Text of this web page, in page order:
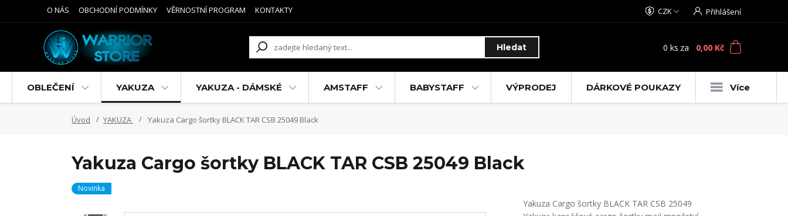
O NÁS OBCHODNÍ PODMÍNKY VĚRNOSTNÍ PROGRAM KONTAKTY CZK Přihlášení
Hledat 0 ks za 0,00 Kč
OBLEČENÍ YAKUZA YAKUZA - DÁMSKÉ AMSTAFF BABYSTAFF VÝPRODEJ DÁRKOVÉ POUKAZY Více
Úvod YAKUZA Yakuza Cargo šortky BLACK TAR CSB 25049 Black
Yakuza Cargo šortky BLACK TAR CSB 25049 Black
Novinka
Yakuza Cargo šortky BLACK TAR CSB 25049